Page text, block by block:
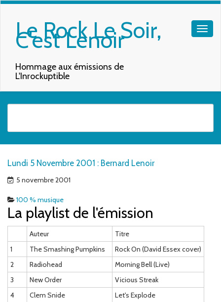
Le Rock Le Soir,
C'est Lenoir
Hommage aux émissions de
L'Inrockuptible
Lundi 5 Novembre 2001 : Bernard Lenoir
5 novembre 2001
100 % musique
La playlist de l'émission
Auteur
Titre
1
The Smashing Pumpkins
Rock On (David Essex cover)
2
Radiohead
Morning Bell (Live)
3
New Order
Vicious Streak
4
Clem Snide
Let's Explode